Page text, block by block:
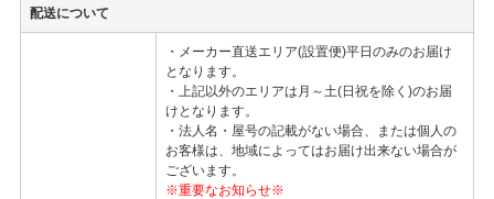
配送について
・メーカー直送エリア(設置便)平日のみのお届け
となります。
・上記以外のエリアは月～土(日祝を除く)のお届
けとなります。
・法人名・屋号の記載がない場合、または個人の
お客様は、地域によってはお届け出来ない場合が
ございます。
※重要なお知らせ※